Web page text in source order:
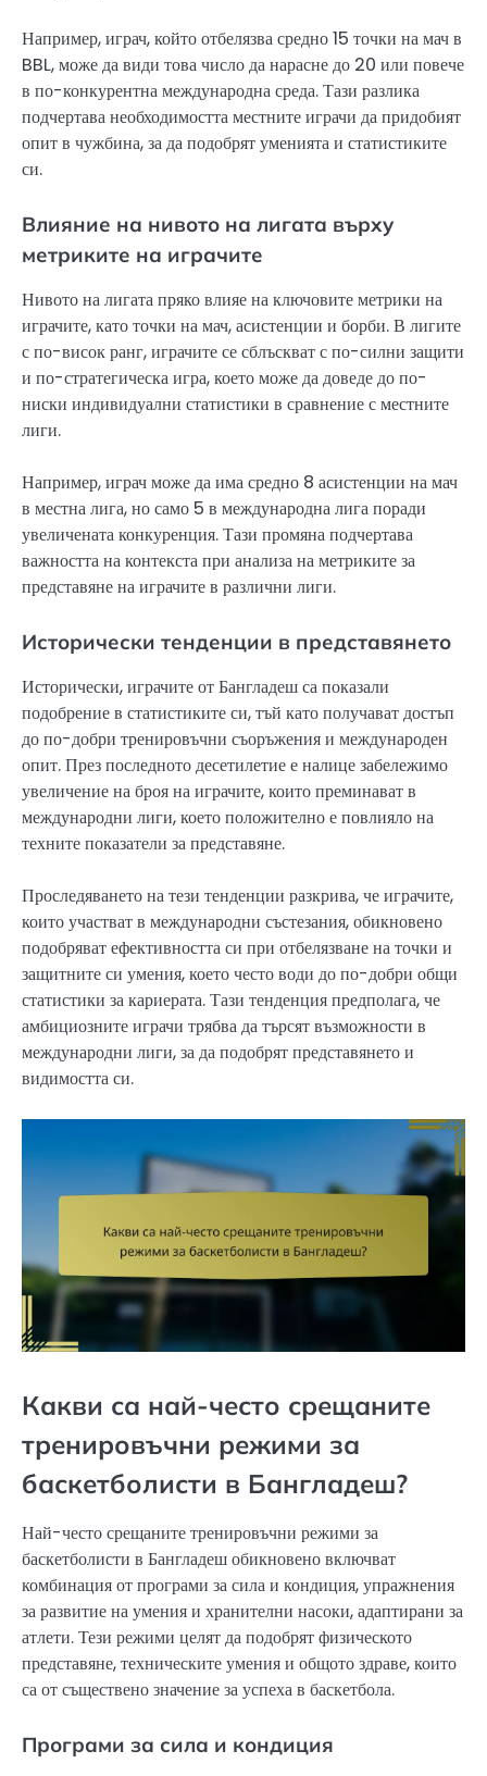
Например, играч, който отбелязва средно 15 точки на мач в
BBL, може да види това число да нарасне до 20 или повече
в по-конкурентна международна среда. Тази разлика
подчертава необходимостта местните играчи да придобият
опит в чужбина, за да подобрят уменията и статистиките
си.
Влияние на нивото на лигата върху
метриките на играчите
Нивото на лигата пряко влияе на ключовите метрики на
играчите, като точки на мач, асистенции и борби. В лигите
с по-висок ранг, играчите се сблъскват с по-силни защити
и по-стратегическа игра, което може да доведе до по-
ниски индивидуални статистики в сравнение с местните
лиги.
Например, играч може да има средно 8 асистенции на мач
в местна лига, но само 5 в международна лига поради
увеличената конкуренция. Тази промяна подчертава
важността на контекста при анализа на метриките за
представяне на играчите в различни лиги.
Исторически тенденции в представянето
Исторически, играчите от Бангладеш са показали
подобрение в статистиките си, тъй като получават достъп
до по-добри тренировъчни съоръжения и международен
опит. През последното десетилетие е налице забележимо
увеличение на броя на играчите, които преминават в
международни лиги, което положително е повлияло на
техните показатели за представяне.
Проследяването на тези тенденции разкрива, че играчите,
които участват в международни състезания, обикновено
подобряват ефективността си при отбелязване на точки и
защитните си умения, което често води до по-добри общи
статистики за кариерата. Тази тенденция предполага, че
амбициозните играчи трябва да търсят възможности в
международни лиги, за да подобрят представянето и
видимостта си.
Какви са най-често срещаните
тренировъчни режими за
баскетболисти в Бангладеш?
Най-често срещаните тренировъчни режими за
баскетболисти в Бангладеш обикновено включват
комбинация от програми за сила и кондиция, упражнения
за развитие на умения и хранителни насоки, адаптирани за
атлети. Тези режими целят да подобрят физическото
представяне, техническите умения и общото здраве, които
са от съществено значение за успеха в баскетбола.
Програми за сила и кондиция